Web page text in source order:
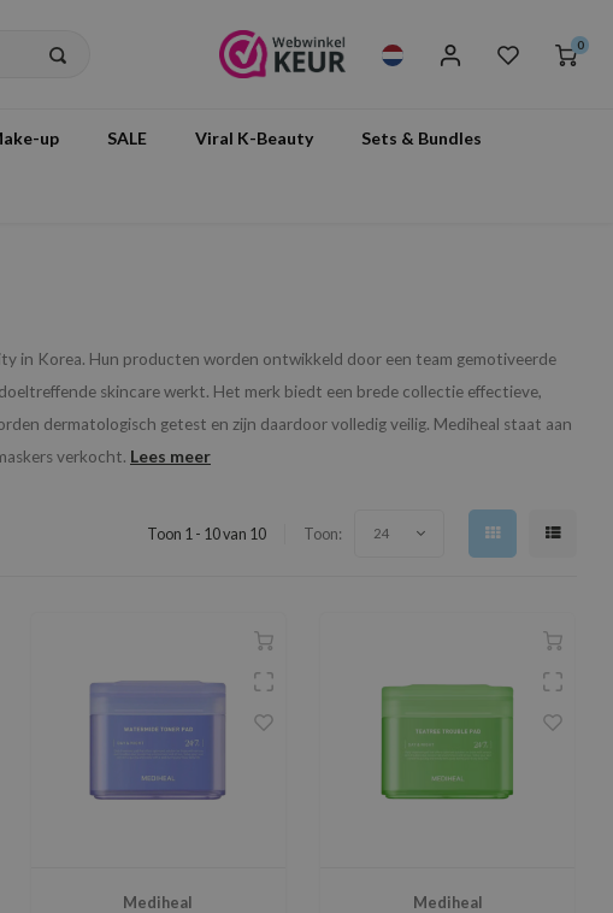
0
up SALE Viral K-Beauty Sets & Bundles
in Korea. Hun producten worden ontwikkeld door een team gemotiveerde
skincare werkt. Het merk biedt een brede collectie effectieve,
dermatologisch getest en zijn daardoor volledig veilig. Mediheal staat aan
verkocht. Lees meer
Toon 1 - 10 van 10 Toon: 24
Mediheal Mediheal